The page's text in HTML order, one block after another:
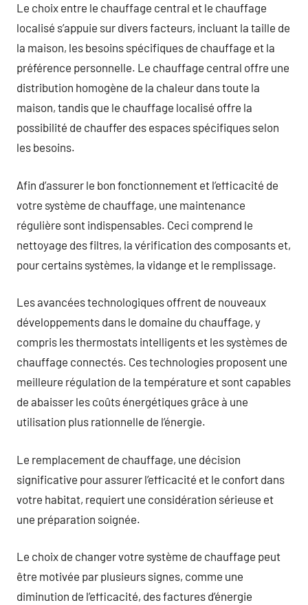
Le choix entre le chauffage central et le chauffage
localisé s’appuie sur divers facteurs, incluant la taille de
la maison, les besoins spécifiques de chauffage et la
préférence personnelle. Le chauffage central offre une
distribution homogène de la chaleur dans toute la
maison, tandis que le chauffage localisé offre la
possibilité de chauffer des espaces spécifiques selon
les besoins.
Afin d’assurer le bon fonctionnement et l’efficacité de
votre système de chauffage, une maintenance
régulière sont indispensables. Ceci comprend le
nettoyage des filtres, la vérification des composants et,
pour certains systèmes, la vidange et le remplissage.
Les avancées technologiques offrent de nouveaux
développements dans le domaine du chauffage, y
compris les thermostats intelligents et les systèmes de
chauffage connectés. Ces technologies proposent une
meilleure régulation de la température et sont capables
de abaisser les coûts énergétiques grâce à une
utilisation plus rationnelle de l’énergie.
Le remplacement de chauffage, une décision
significative pour assurer l’efficacité et le confort dans
votre habitat, requiert une considération sérieuse et
une préparation soignée.
Le choix de changer votre système de chauffage peut
être motivée par plusieurs signes, comme une
diminution de l’efficacité, des factures d’énergie